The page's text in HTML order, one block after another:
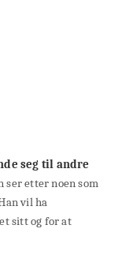
seg til andre
ser etter noen som
vil ha
sitt og for at